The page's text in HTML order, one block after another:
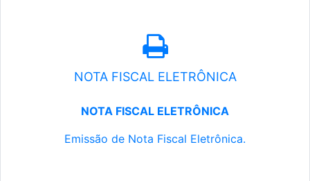
NOTA FISCAL ELETRÔNICA
NOTA FISCAL ELETRÔNICA
Emissão de Nota Fiscal Eletrônica.